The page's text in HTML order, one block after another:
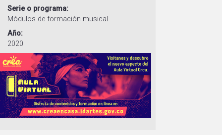
Serie o programa
Módulos de formación musical
Año
2020